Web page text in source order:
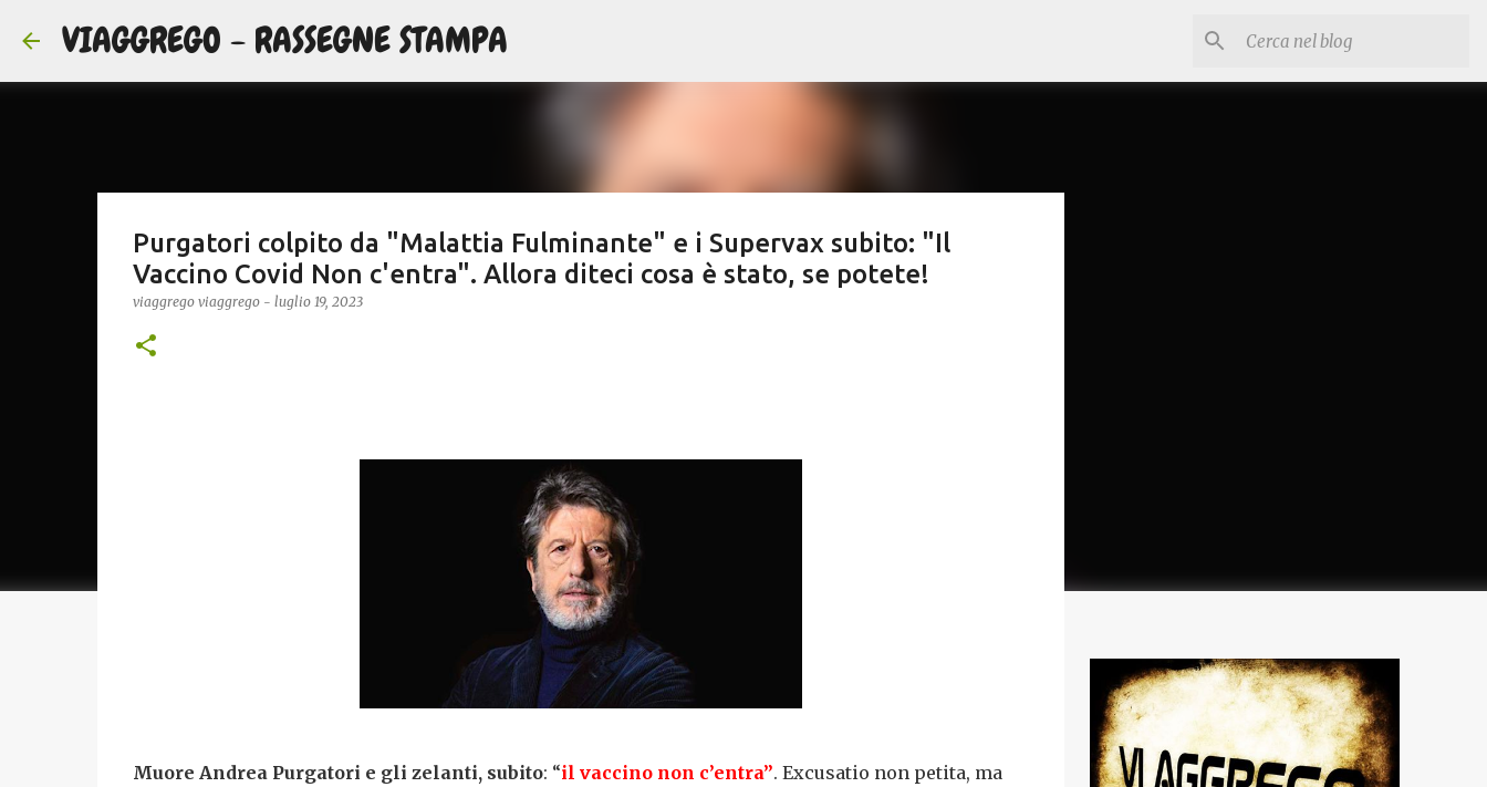
VIAGGREGO - RASSEGNE STAMPA
Purgatori colpito da "Malattia Fulminante" e i Supervax subito: "Il
Vaccino Covid Non c'entra". Allora diteci cosa è stato, se potete!
viaggrego viaggrego - luglio 19, 2023
Muore Andrea Purgatori e gli zelanti, subito: “il vaccino non c’entra”. Excusatio non petita, ma